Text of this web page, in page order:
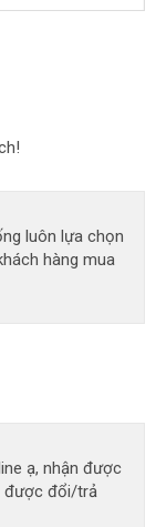
luôn lựa chọn
hàng mua
ạ, nhận được
được đổi/trả